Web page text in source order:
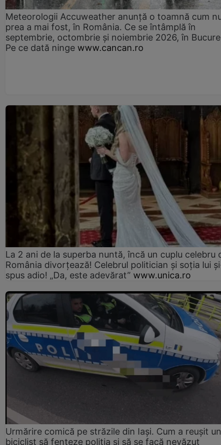
Meteorologii Accuweather anunță o toamnă cum
prea a mai fost, în România. Ce se întâmplă în
septembrie, octombrie și noiembrie 2026, în
Pe ce dată ninge www.cancan.ro
La 2 ani de la superba nuntă, încă un cuplu celebru
România divorțează! Celebrul politician și soția lui
spus adio! „Da, este adevărat” www.unica.ro
Urmărire comică pe străzile din Iași. Cum a reușit un
biciclist să fenteze poliția și să se facă nevăzut